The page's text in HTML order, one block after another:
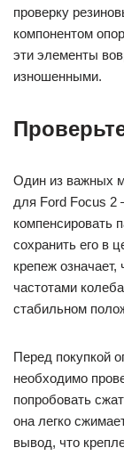
проверку
компонентом
эти элементы
изношенными.
Один из важных
для Ford Focus 2
компенсировать
сохранить его в
крепеж
частотами
стабильном
Перед покупкой
необходимо
попробовать
она легко
вывод, что